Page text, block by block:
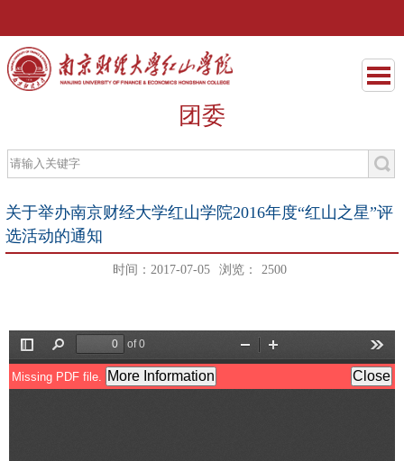
团委
关于举办南京财经大学红山学院2016年度“红山之星”评
选活动的通知
时间：2017-07-05 浏览： 2500